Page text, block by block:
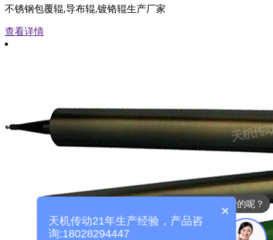
不锈钢包覆辊,导布辊,镀铬辊生产厂家
查看详情
现在有优惠活动么？
×
天机传动21年生产经验，产品咨
询:18028294447